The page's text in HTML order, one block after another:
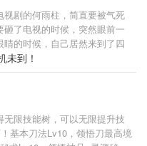
槽会死星人，前期任务为
】
剧的何雨柱，简直要被气死
砸了电视的时候，突然眼前一
的时候，自己居然来到了四
死的成为了猪脚何雨柱！
过随着金手指的到来，何雨柱
每天签签到，喝喝茶，玩玩
！什么？白眼狼，伪君子，
！我何雨柱，才是真正的大魔
未到！
无限技能树，可以无限提升技
基本刀法Lv10，领悟刀最高境